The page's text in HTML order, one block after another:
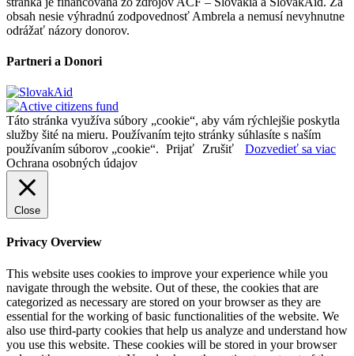
obsah nesie výhradnú zodpovednosť Ambrela a nemusí nevyhnutne
odrážať názory donorov.
Partneri a Donori
Táto stránka využíva súbory „cookie“, aby vám rýchlejšie poskytla
služby šité na mieru. Používaním tejto stránky súhlasíte s naším
používaním súborov „cookie“. Prijať Zrušiť
Dozvedieť sa viac
Ochrana osobných údajov
Close
Privacy Overview
This website uses cookies to improve your experience while you
navigate through the website. Out of these, the cookies that are
categorized as necessary are stored on your browser as they are
essential for the working of basic functionalities of the website. We
also use third-party cookies that help us analyze and understand how
you use this website. These cookies will be stored in your browser